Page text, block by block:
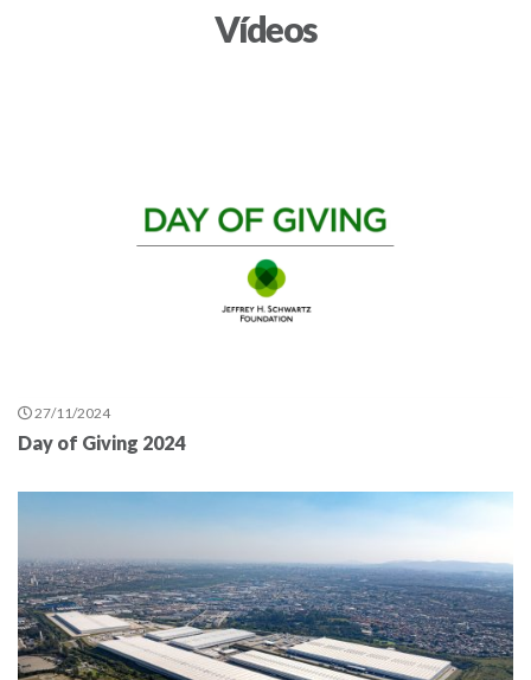
Vídeos
27/11/2024
Day of Giving 2024